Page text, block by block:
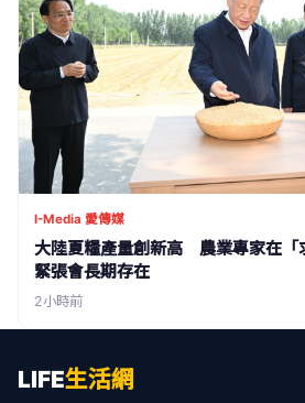
I-Media 愛傳媒
大陸夏糧產量創新高 農業專家在「
緊張會長期存在
2小時前
LIFE生活網